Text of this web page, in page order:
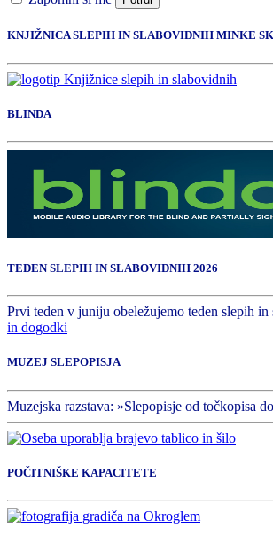
KNJIŽNICA SLEPIH IN SLABOVIDNIH MINKE
BLINDA
TEDEN SLEPIH IN SLABOVIDNIH 2026
Prvi teden v juniju obeležujemo teden slepih in
in dogodki
MUZEJ SLEPOPISJA
Muzejska razstava: »Slepopisje od točkopisa
POČITNIŠKE KAPACITETE